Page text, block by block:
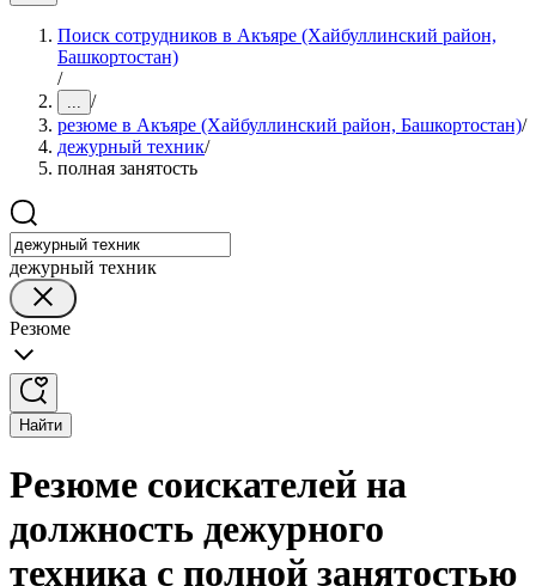
Поиск сотрудников в Акъяре (Хайбуллинский район,
Башкортостан)
/
... /
резюме в Акъяре (Хайбуллинский район, Башкортостан)/
дежурный техник/
полная занятость
дежурный техник
Резюме
Найти
Резюме соискателей на
должность дежурного
техника с полной занятостью